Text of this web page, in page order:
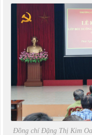
Đồng chí Đặng Thị Kim